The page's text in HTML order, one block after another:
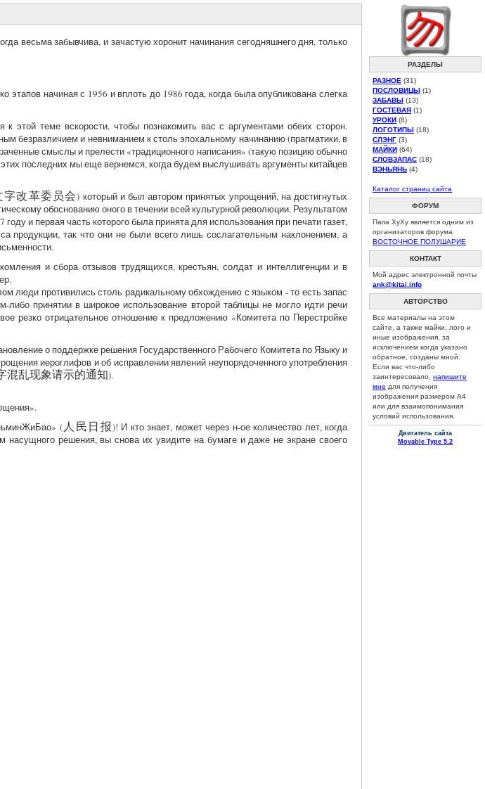
весьма забывчива, и зачастую хоронит начинания сегодняшнего дня, только
начиная с 1956 и вплоть до 1986 года, когда была опубликована слегка
теме вскорости, чтобы познакомить вас с аргументами обеих сторон.
безразличием и невниманием к столь эпохальному начинанию (прагматики, в
смыслы и прелести «традиционного написания» (такую позицию обычно
последних мы еще вернемся, когда будем выслушивать аргументы китайцев
字改革委员会) который и был автором принятых упрощений, на достигнутых
обоснованию оного в течении всей культурной революции. Результатом
году и первая часть которого была принята для использования при печати газет,
продукции, так что они не были всего лишь сослагательным наклонением, а
и сбора отзывов трудящихся, крестьян, солдат и интеллигенции и в
люди противились столь радикальному обхождению с языком - то есть запас
принятии в широкое использование второй таблицы не могло идти речи
резко отрицательное отношение к предложению «Комитета по Перестройке
о поддержке решения Государственного Рабочего Комитета по Языку и
иероглифов и об исправлении явлений неупорядоченного употребления
混乱现象请示的通知).
(人民日报)! И кто знает, может через н-ое количество лет, когда
решения, вы снова их увидите на бумаге и даже не экране своего
РАЗДЕЛЫ
РАЗНОЕ (31)
ПОСЛОВИЦЫ (1)
ЗАБАВЫ (13)
ГОСТЕВАЯ (1)
УРОКИ (8)
ЛОГОТИПЫ (18)
СЛЭНГ (3)
МАЙКИ (64)
СЛОВЗАПАС (18)
ВЭНЬЯНЬ (4)
Каталог страниц сайта
ФОРУМ
Папа ХуХу является одним из
организаторов форума
ВОСТОЧНОЕ ПОЛУШАРИЕ
КОНТАКТ
Мой адрес электронной почты
ank@kitai.info
АВТОРСТВО
Все материалы на этом
сайте, а также майки, лого и
иные изображения, за
исключением когда указано
обратное, созданы мной.
Если вас что-либо
заинтересовало, напишите
мне для получения
изображения размером А4
или для взаимопонимания
условий использования.
Двигатель сайта
Movable Type 5.2